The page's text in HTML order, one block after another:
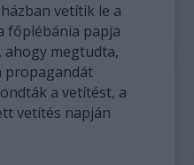
vetítik le a
főplébánia papja
ahogy megtudta,
propagandát
a vetítést, a
vetítés napján